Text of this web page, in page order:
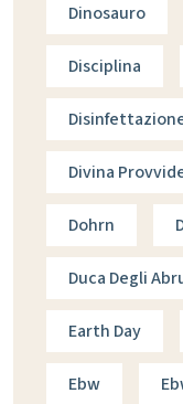
Dinosauro
Disciplina
Divina
Dohrn
Duca Degli
Earth Day
Ebw